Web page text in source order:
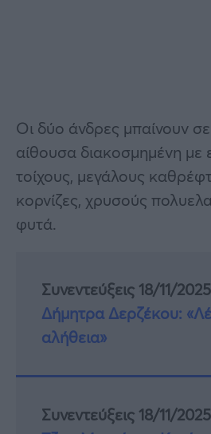
Οι δύο άνδρες μπαίνουν
αίθουσα διακοσμημένη με
τοίχους, μεγάλους
κορνίζες, χρυσούς
φυτά.
Συνεντεύξεις 18/11/2025
Δήμητρα Δερζέκου:
αλήθεια»
Συνεντεύξεις 18/11/2025